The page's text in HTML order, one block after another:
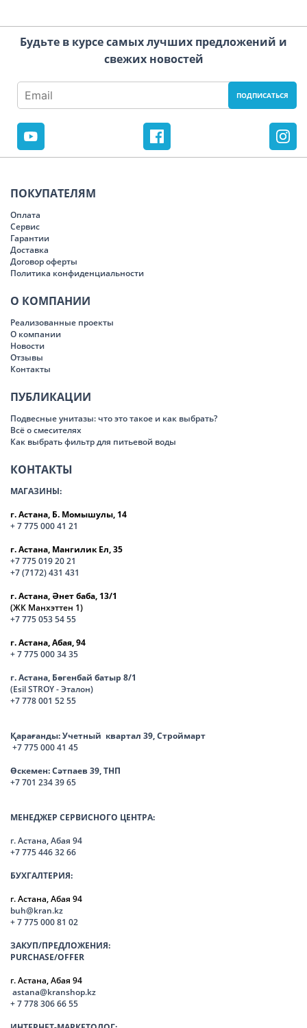
Будьте в курсе самых лучших предложений и
свежих новостей
ПОКУПАТЕЛЯМ
Оплата
Сервис
Гарантии
Доставка
Договор оферты
Политика конфиденциальности
О КОМПАНИИ
Реализованные проекты
О компании
Новости
Отзывы
Контакты
ПУБЛИКАЦИИ
Подвесные унитазы: что это такое и как выбрать?
Всё о смесителях
Как выбрать фильтр для питьевой воды
КОНТАКТЫ
МАГАЗИНЫ:
г. Астана, Б. Момышулы, 14
+ 7 775 000 41 21
г. Астана, Мангилик Ел, 35
+7 775 019 20 21
+7 (7172) 431 431
г. Астана, Әнет баба, 13/1
(ЖК Манхэттен 1)
+7 775 053 54 55
г. Астана, Абая, 94
+ 7 775 000 34 35
г. Астана, Бөгенбай батыр 8/1
(Esil STROY - Эталон)
+7 778 001 52 55
Қарағанды:Учетный квартал 39, Строймарт
+7 775 000 41 45
Өскемен:Сәтпаев 39, ТНП
+7 701 234 39 65
МЕНЕДЖЕР СЕРВИСНОГО ЦЕНТРА:
г. Астана, Абая 94
+7 775 446 32 66
БУХГАЛТЕРИЯ:
г. Астана, Абая 94
buh@kran.kz
+ 7 775 000 81 02
ЗАКУП/ПРЕДЛОЖЕНИЯ:
PURCHASE/OFFER
г. Астана, Абая 94
astana@kranshop.kz
+ 7 778 306 66 55